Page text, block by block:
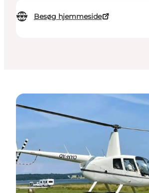
Besøg hjemmeside